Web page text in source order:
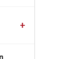
+